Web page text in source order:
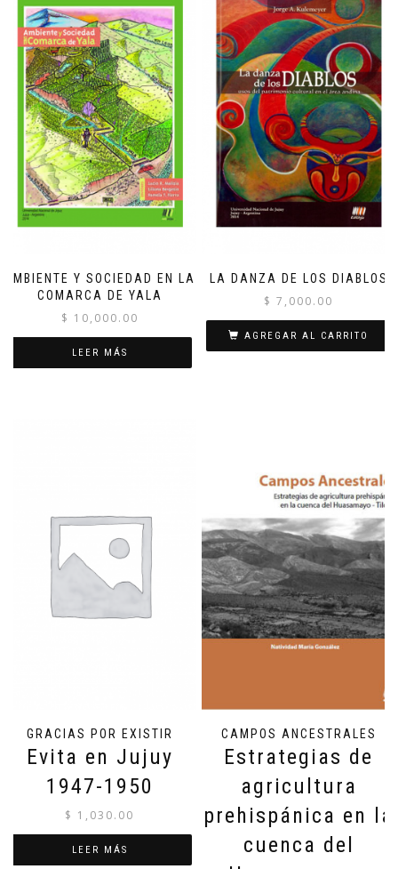
AMBIENTE Y SOCIEDAD EN LA
COMARCA DE YALA
$ 10,000.00
LEER MÁS
LA DANZA DE LOS DIABLOS
$ 7,000.00
AGREGAR AL CARRITO
GRACIAS POR EXISTIR
Evita en Jujuy
1947-1950
$ 1,030.00
LEER MÁS
CAMPOS ANCESTRALES
Estrategias de
agricultura
prehispánica en la
cuenca del